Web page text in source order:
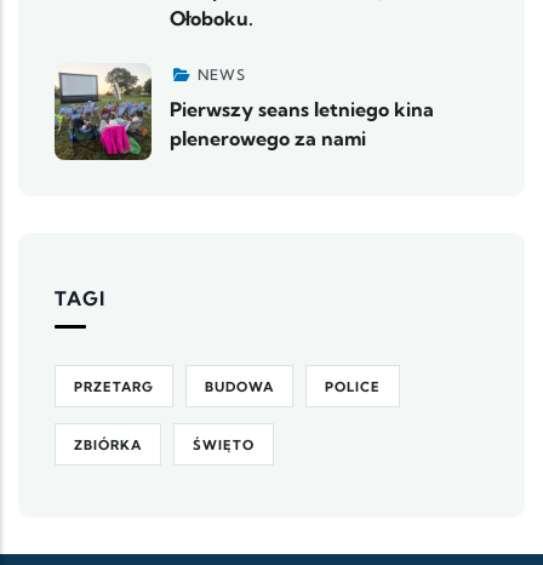
Ołoboku.
NEWS
Pierwszy seans letniego kina
plenerowego za nami
TAGI
PRZETARG BUDOWA POLICE
ZBIÓRKA ŚWIĘTO